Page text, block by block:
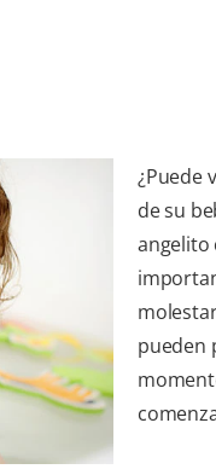
¿Puede
de su
angelito
pueden